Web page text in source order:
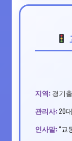
지역: 경기
관리사: 20대
인사말: “교